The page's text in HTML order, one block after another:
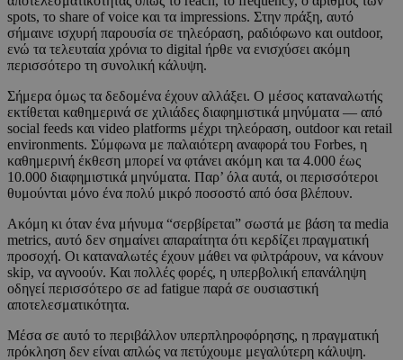
spots, το share of voice και τα impressions. Στην πράξη, αυτό
σήμαινε ισχυρή παρουσία σε τηλεόραση, ραδιόφωνο και outdoor,
ενώ τα τελευταία χρόνια το digital ήρθε να ενισχύσει ακόμη
περισσότερο τη συνολική κάλυψη.
Σήμερα όμως τα δεδομένα έχουν αλλάξει. Ο μέσος καταναλωτής
εκτίθεται καθημερινά σε χιλιάδες διαφημιστικά μηνύματα — από
social feeds και video platforms μέχρι τηλεόραση, outdoor και retail
environments. Σύμφωνα με παλαιότερη αναφορά του Forbes, η
καθημερινή έκθεση μπορεί να φτάνει ακόμη και τα 4.000 έως
10.000 διαφημιστικά μηνύματα. Παρ’ όλα αυτά, οι περισσότεροι
θυμούνται μόνο ένα πολύ μικρό ποσοστό από όσα βλέπουν.
Ακόμη κι όταν ένα μήνυμα “σερβίρεται” σωστά με βάση τα media
metrics, αυτό δεν σημαίνει απαραίτητα ότι κερδίζει πραγματική
προσοχή. Οι καταναλωτές έχουν μάθει να φιλτράρουν, να κάνουν
skip, να αγνοούν. Και πολλές φορές, η υπερβολική επανάληψη
οδηγεί περισσότερο σε ad fatigue παρά σε ουσιαστική
αποτελεσματικότητα.
Μέσα σε αυτό το περιβάλλον υπερπληροφόρησης, η πραγματική
πρόκληση δεν είναι απλώς να πετύχουμε μεγαλύτερη κάλυψη.